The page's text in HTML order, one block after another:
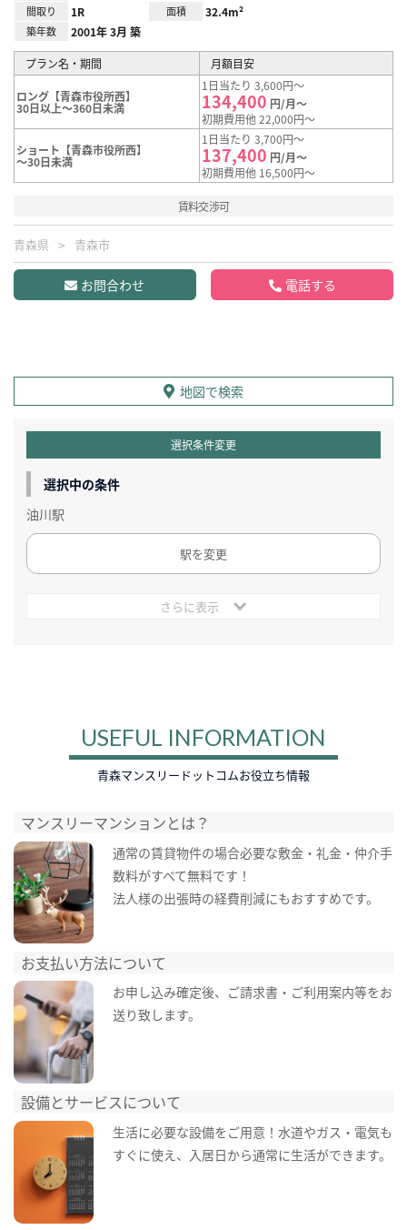
間取り 1R 面積 32.4m²
築年数 2001年 3月 築
プラン名・期間 月額目安
ロング【青森市役所西】
30日以上～360日未満
1日当たり 3,600円～
134,400 円/月～
初期費用他 22,000円～
ショート【青森市役所西】
～30日未満
1日当たり 3,700円～
137,400 円/月～
初期費用他 16,500円～
賃料交渉可
青森県 青森市
お問合わせ 電話する
地図で検索
選択条件変更
選択中の条件
油川駅
駅を変更
さらに表示
USEFUL INFORMATION
青森マンスリードットコムお役立ち情報
マンスリーマンションとは？
通常の賃貸物件の場合必要な敷金・礼金・仲介手
数料がすべて無料です！
法人様の出張時の経費削減にもおすすめです。
お支払い方法について
お申し込み確定後、ご請求書・ご利用案内等をお
送り致します。
設備とサービスについて
生活に必要な設備をご用意！水道やガス・電気も
すぐに使え、入居日から通常に生活ができます。